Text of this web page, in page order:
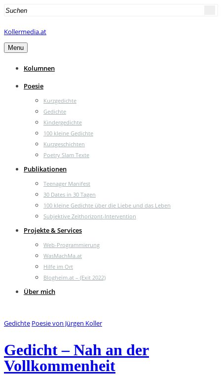
Search
Kollermedia.at
Menu
Kolumnen
Poesie
Kurzgedichte
Gedichte
Kindergedichte
100 kleine Gedichte
Kurzgeschichten
Poetry Slam Texte
Publikationen
Teenager Manifest
30 Dates in 30 Tagen
100 kleine Gedichte über die Liebe und das Leben
Subjektive Zeithorizont-Intervention
Projekte & Services
Web-Programmierung
WasMachMa.at
Hilfe im Ort
Blogheim.at – (Exit 2022)
Über mich
Gedichte Poesie von Jürgen Koller
Gedicht – Nah an der
Vollkommenheit